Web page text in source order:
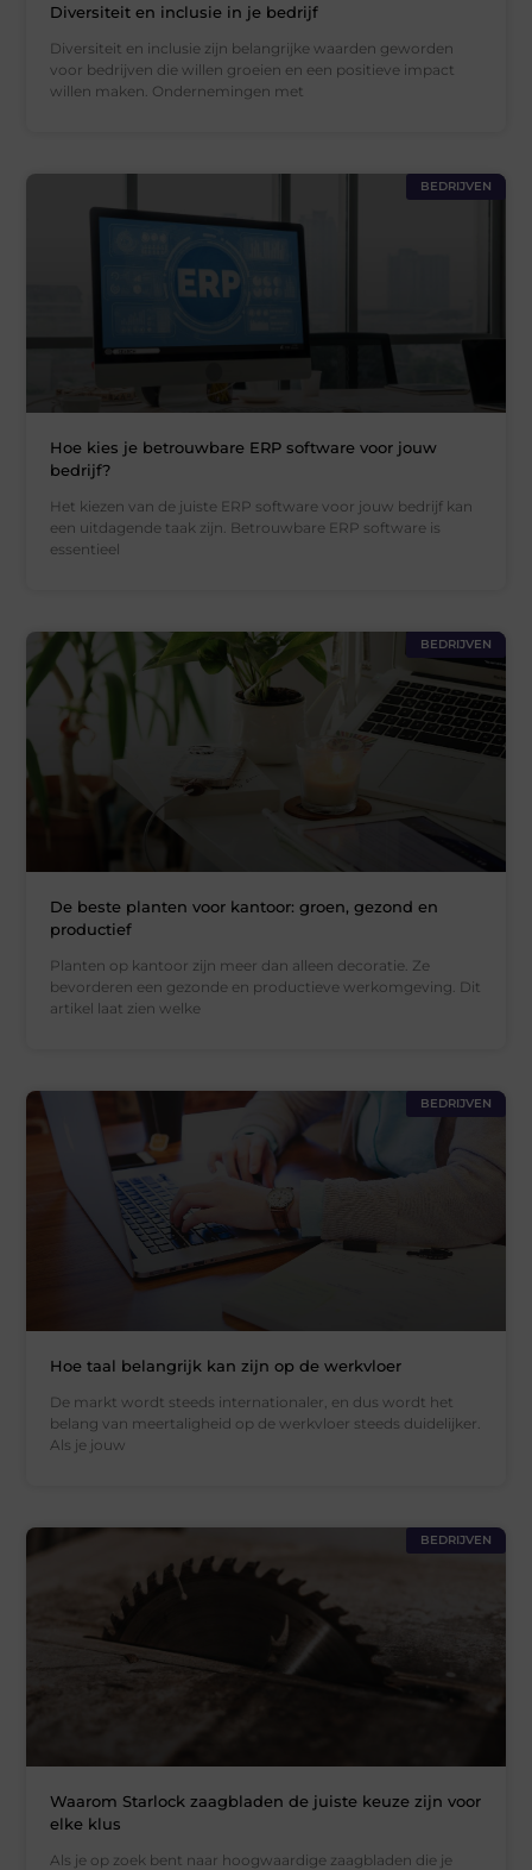
Diversiteit en inclusie in je bedrijf
Diversiteit en inclusie zijn belangrijke waarden geworden
voor bedrijven die willen groeien en een positieve impact
willen maken. Ondernemingen met
BEDRIJVEN
Hoe kies je betrouwbare ERP software voor jouw
bedrijf?
Het kiezen van de juiste ERP software voor jouw bedrijf kan
een uitdagende taak zijn. Betrouwbare ERP software is
essentieel
BEDRIJVEN
De beste planten voor kantoor: groen, gezond en
productief
Planten op kantoor zijn meer dan alleen decoratie. Ze
bevorderen een gezonde en productieve werkomgeving. Dit
artikel laat zien welke
BEDRIJVEN
Hoe taal belangrijk kan zijn op de werkvloer
De markt wordt steeds internationaler, en dus wordt het
belang van meertaligheid op de werkvloer steeds duidelijker.
Als je jouw
BEDRIJVEN
Waarom Starlock zaagbladen de juiste keuze zijn voor
elke klus
Als je op zoek bent naar hoogwaardige zaagbladen die je